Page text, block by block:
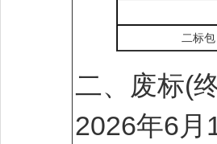
二标
二、废标(
2026年6月